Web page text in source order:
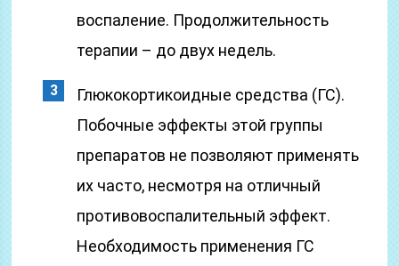
воспаление. Продолжительность
терапии – до двух недель.
Глюкокортикоидные средства (ГС).
Побочные эффекты этой группы
препаратов не позволяют применять
их часто, несмотря на отличный
противовоспалительный эффект.
Необходимость применения ГС